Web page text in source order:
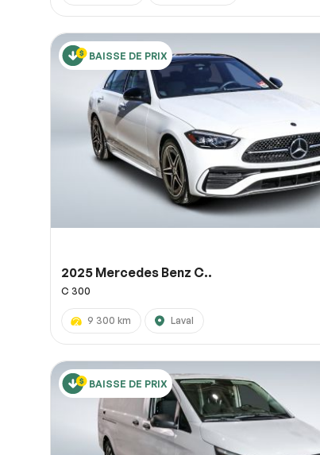
BAISSE DE PRIX
2025 Mercedes Benz C..
C 300
9 300 km Laval
BAISSE DE PRIX